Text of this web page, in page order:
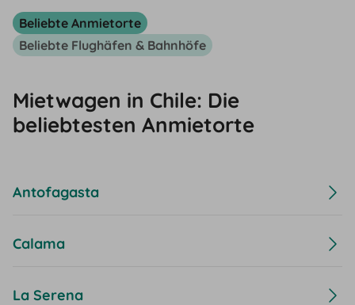
Beliebte Anmietorte
Beliebte Flughäfen & Bahnhöfe
Mietwagen in Chile: Die
beliebtesten Anmietorte
Antofagasta
Calama
La Serena